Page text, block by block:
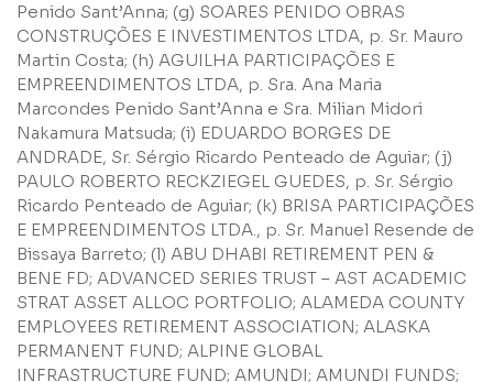
Penido Sant’Anna; (g) SOARES PENIDO OBRAS
CONSTRUÇÕES E INVESTIMENTOS LTDA, p. Sr. Mauro
Martin Costa; (h) AGUILHA PARTICIPAÇÕES E
EMPREENDIMENTOS LTDA, p. Sra. Ana Maria
Marcondes Penido Sant’Anna e Sra. Milian Midori
Nakamura Matsuda; (i) EDUARDO BORGES DE
ANDRADE, Sr. Sérgio Ricardo Penteado de Aguiar; (j)
PAULO ROBERTO RECKZIEGEL GUEDES, p. Sr. Sérgio
Ricardo Penteado de Aguiar; (k) BRISA PARTICIPAÇÕES
E EMPREENDIMENTOS LTDA., p. Sr. Manuel Resende de
Bissaya Barreto; (l) ABU DHABI RETIREMENT PEN &
BENE FD; ADVANCED SERIES TRUST – AST ACADEMIC
STRAT ASSET ALLOC PORTFOLIO; ALAMEDA COUNTY
EMPLOYEES RETIREMENT ASSOCIATION; ALASKA
PERMANENT FUND; ALPINE GLOBAL
INFRASTRUCTURE FUND; AMUNDI; AMUNDI FUNDS;